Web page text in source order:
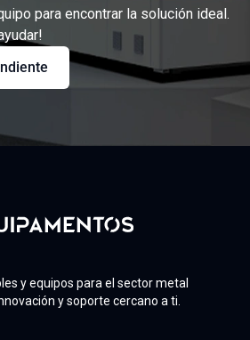
para encontrar la solución ideal.
y equipos para el sector metal
y soporte cercano a ti.